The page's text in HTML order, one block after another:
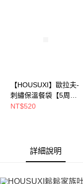
【HOUSUXI】歐拉夫-
刺繡保溫餐袋【5周年
慶↘三件75折】
NT$520
詳細說明